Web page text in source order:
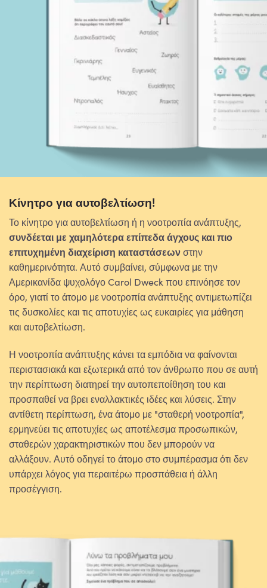
Κίνητρο για αυτοβελτίωση!
Το κίνητρο για αυτοβελτίωση ή η νοοτροπία ανάπτυξης,
συνδέεται με χαμηλότερα επίπεδα άγχους και πιο
επιτυχημένη διαχείριση καταστάσεωνστην
καθημερινότητα. Αυτό συμβαίνει, σύμφωνα με την
Αμερικανίδα ψυχολόγο Carol Dweck που επινόησε τον
όρο, γιατί το άτομο με νοοτροπία ανάπτυξης αντιμετωπίζει
τις δυσκολίες και τις αποτυχίες ως ευκαιρίες για μάθηση
και αυτοβελτίωση.
Η νοοτροπία ανάπτυξης κάνει τα εμπόδια να φαίνονται
περιστασιακά και εξωτερικά από τον άνθρωπο που σε αυτή
την περίπτωση διατηρεί την αυτοπεποίθηση του και
προσπαθεί να βρει εναλλακτικές ιδέες και λύσεις. Στην
αντίθετη περίπτωση, ένα άτομο με "σταθερή νοοτροπία",
ερμηνεύει τις αποτυχίες ως αποτέλεσμα προσωπικών,
σταθερών χαρακτηριστικών που δεν μπορούν να
αλλάξουν. Αυτό οδηγεί το άτομο στο συμπέρασμα ότι δεν
υπάρχει λόγος για περαιτέρω προσπάθεια ή άλλη
προσέγγιση.